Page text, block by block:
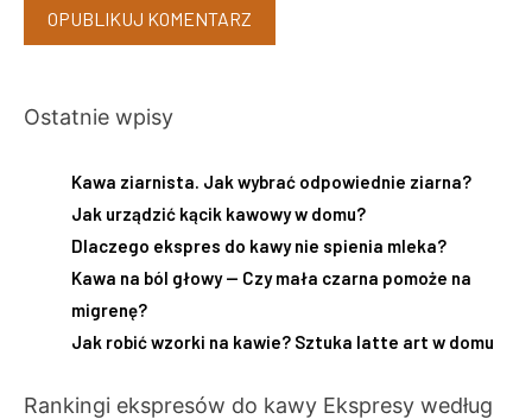
Ostatnie wpisy
Kawa ziarnista. Jak wybrać odpowiednie ziarna?
Jak urządzić kącik kawowy w domu?
Dlaczego ekspres do kawy nie spienia mleka?
Kawa na ból głowy — Czy mała czarna pomoże na
migrenę?
Jak robić wzorki na kawie? Sztuka latte art w domu
Rankingi ekspresów do kawy Ekspresy według